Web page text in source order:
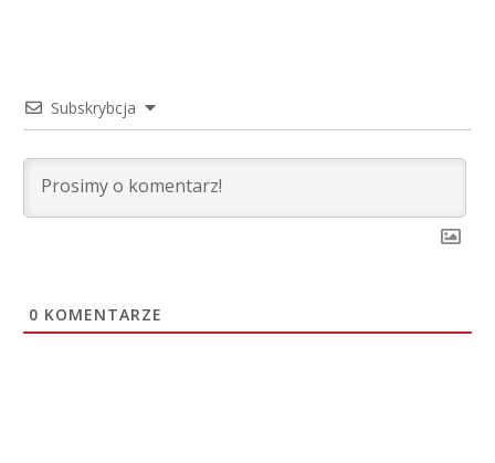
Subskrybcja
0 KOMENTARZE